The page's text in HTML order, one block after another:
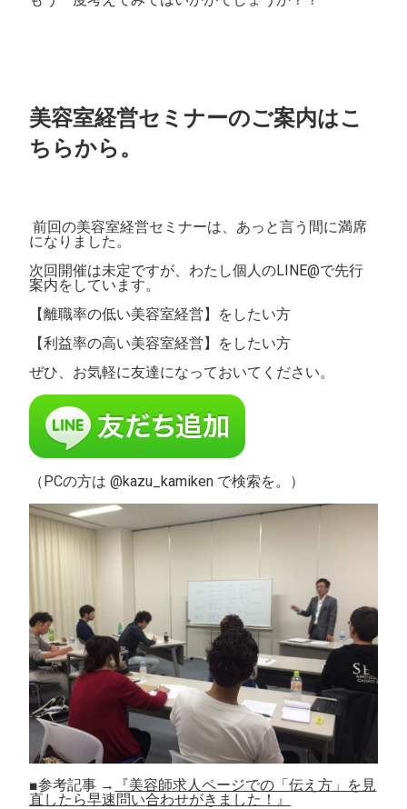
美容室経営セミナーのご案内はこ
ちらから。
前回の美容室経営セミナーは、あっと言う間に満席
になりました。
次回開催は未定ですが、わたし個人のLINE@で先行
案内をしています。
【離職率の低い美容室経営】をしたい方
【利益率の高い美容室経営】をしたい方
ぜひ、お気軽に友達になっておいてください。
（PCの方は @kazu_kamiken で検索を。）
■参考記事 →
『美容師求人ページでの「伝え方」を見
直したら早速問い合わせがきました！』